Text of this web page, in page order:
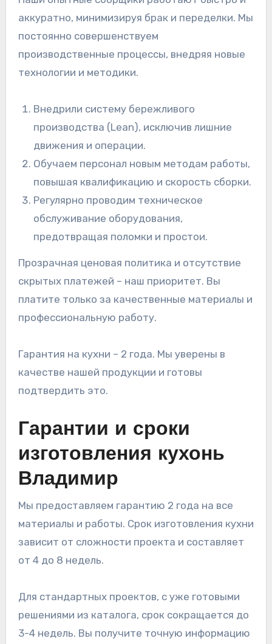
аккуратно, минимизируя брак и переделки. Мы
постоянно совершенствуем
производственные процессы, внедряя новые
технологии и методики.
Внедрили систему бережливого
производства (Lean), исключив лишние
движения и операции.
Обучаем персонал новым методам работы,
повышая квалификацию и скорость сборки.
Регулярно проводим техническое
обслуживание оборудования,
предотвращая поломки и простои.
Прозрачная ценовая политика и отсутствие
скрытых платежей – наш приоритет. Вы
платите только за качественные материалы и
профессиональную работу.
Гарантия на кухни – 2 года. Мы уверены в
качестве нашей продукции и готовы
подтвердить это.
Гарантии и сроки
изготовления кухонь
Владимир
Мы предоставляем гарантию 2 года на все
материалы и работы. Срок изготовления кухни
зависит от сложности проекта и составляет
от 4 до 8 недель.
Для стандартных проектов, с уже готовыми
решениями из каталога, срок сокращается до
3-4 недель. Вы получите точную информацию